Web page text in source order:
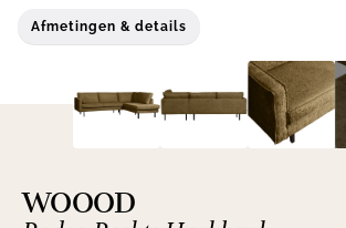
Afmetingen & details
WOOOD